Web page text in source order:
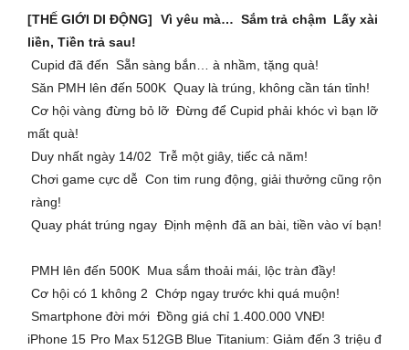
[THẾ GIỚI DI ĐỘNG] Vì yêu mà… Sắm trả chậm Lấy xài
liền, Tiền trả sau!
Cupid đã đến Sẵn sàng bắn… à nhầm, tặng quà!
Săn PMH lên đến 500K Quay là trúng, không cần tán tỉnh!
Cơ hội vàng đừng bỏ lỡ Đừng để Cupid phải khóc vì bạn lỡ
mất quà!
Duy nhất ngày 14/02 Trễ một giây, tiếc cả năm!
Chơi game cực dễ Con tim rung động, giải thưởng cũng rộn
ràng!
Quay phát trúng ngay Định mệnh đã an bài, tiền vào ví bạn!
PMH lên đến 500K Mua sắm thoải mái, lộc tràn đầy! ️
Cơ hội có 1 không 2 Chớp ngay trước khi quá muộn!
Smartphone đời mới Đồng giá chỉ 1.400.000 VNĐ!
iPhone 15 Pro Max 512GB Blue Titanium: Giảm đến 3 triệu đ